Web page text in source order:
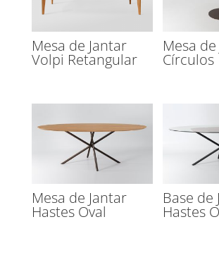
Mesa de Jantar
Volpi Retangular
Mesa
Círculos
Mesa de Jantar
Hastes Oval
Base de
Hastes